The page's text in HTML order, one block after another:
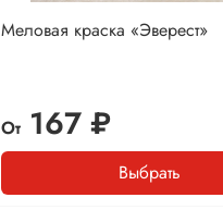
Меловая краска «Эверест»
От167 ₽
Выбрать